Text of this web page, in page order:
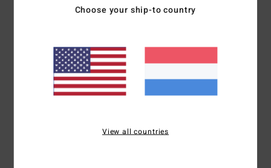
Gemiddelde score
5.0
gebaseerd op1 geverifieerde beoordelingensinds juni 2026
100% van onze klanten bevelen dit product aan
Choose your ship-to country
View all countries